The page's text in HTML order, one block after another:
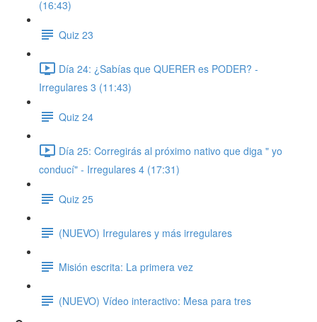
(16:43)
Quiz 23
Día 24: ¿Sabías que QUERER es PODER? -
Irregulares 3 (11:43)
Quiz 24
Día 25: Corregirás al próximo nativo que diga " yo
conducí" - Irregulares 4 (17:31)
Quiz 25
(NUEVO) Irregulares y más irregulares
Misión escrita: La primera vez
(NUEVO) Vídeo interactivo: Mesa para tres